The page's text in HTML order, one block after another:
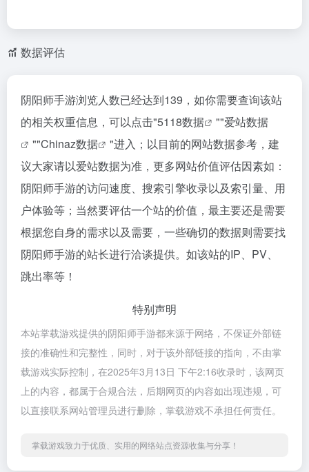
数据评估
阴阳师手游浏览人数已经达到139，如你需要查询该站
的相关权重信息，可以点击"5118数据 ""爱站数据
""Chinaz数据
"进入；以目前的网站数据参考，建
议大家请以爱站数据为准，更多网站价值评估因素如：
阴阳师手游的访问速度、搜索引擎收录以及索引量、用
户体验等；当然要评估一个站的价值，最主要还是需要
根据您自身的需求以及需要，一些确切的数据则需要找
阴阳师手游的站长进行洽谈提供。如该站的IP、PV、
跳出率等！
特别声明
本站掌载游戏提供的阴阳师手游都来源于网络，不保证外部链
接的准确性和完整性，同时，对于该外部链接的指向，不由掌
载游戏实际控制，在2025年3月13日 下午2:16收录时，该网页
上的内容，都属于合规合法，后期网页的内容如出现违规，可
以直接联系网站管理员进行删除，掌载游戏不承担任何责任。
掌载游戏致力于优质、实用的网络站点资源收集与分享！